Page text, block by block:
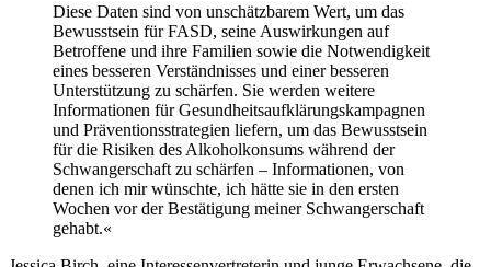
Diese Daten sind von unschätzbarem Wert, um das
Bewusstsein für FASD, seine Auswirkungen auf
Betroffene und ihre Familien sowie die Notwendigkeit
eines besseren Verständnisses und einer besseren
Unterstützung zu schärfen. Sie werden weitere
Informationen für Gesundheitsaufklärungskampagnen
und Präventionsstrategien liefern, um das Bewusstsein
für die Risiken des Alkoholkonsums während der
Schwangerschaft zu schärfen – Informationen, von
denen ich mir wünschte, ich hätte sie in den ersten
Wochen vor der Bestätigung meiner Schwangerschaft
gehabt.«